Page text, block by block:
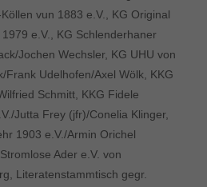
vun 1883 e.V., KG Original
e.V., KG Schlenderhaner
Jochen Wechsler, KG UHU von
Frank Udelhofen/Axel Wölk, KKG
Schmitt, KKG Fidele
Jutta Frey (jfr)/Conelia Klinger,
1903 e.V./Armin Orichel
Ader e.V. von
Literatenstammtisch gegr.